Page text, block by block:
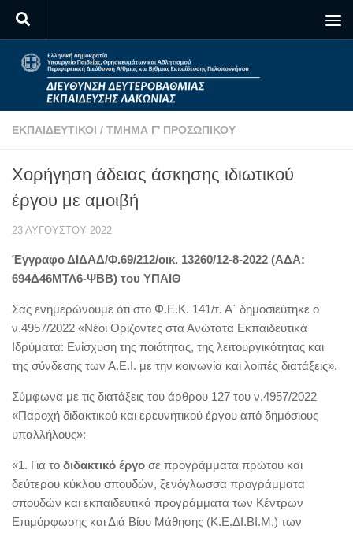
Skip to content
ΕΚΠΑΙΔΕΥΤΙΚΟΊ / ΤΜΉΜΑ Γ' ΠΡΟΣΩΠΙΚΟΎ
Χορήγηση άδειας άσκησης ιδιωτικού
έργου με αμοιβή
23 ΑΥΓΟΎΣΤΟΥ 2022
Έγγραφο ΔΙΔΑΔ/Φ.69/212/οικ. 13260/12-8-2022 (ΑΔΑ:
694Δ46ΜΤΛ6-ΨΒΒ) του ΥΠΑΙΘ
Σας ενημερώνουμε ότι στο Φ.Ε.Κ. 141/τ. Α΄ δημοσιεύτηκε ο
ν.4957/2022 «Νέοι Ορίζοντες στα Ανώτατα Εκπαιδευτικά
Ιδρύματα: Ενίσχυση της ποιότητας, της λειτουργικότητας και
της σύνδεσης των Α.Ε.Ι. με την κοινωνία και λοιπές διατάξεις».
Σύμφωνα με τις διατάξεις του άρθρου 127 του ν.4957/2022
«Παροχή διδακτικού και ερευνητικού έργου από δημόσιους
υπαλλήλους»:
«1. Για το διδακτικό έργο σε προγράμματα πρώτου και
δεύτερου κύκλου σπουδών, ξενόγλωσσα προγράμματα
σπουδών και εκπαιδευτικά προγράμματα των Κέντρων
Επιμόρφωσης και Διά Βίου Μάθησης (Κ.Ε.ΔΙ.ΒΙ.Μ.) των